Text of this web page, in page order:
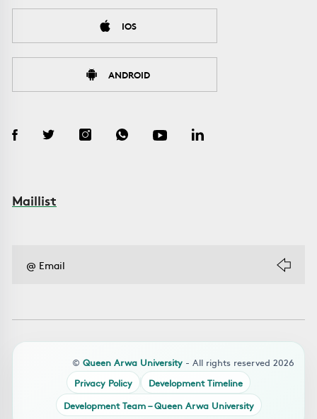
IOS
ANDROID
Maillist
© Queen Arwa University - All rights reserved 2026
Privacy Policy
Development Timeline
Development Team – Queen Arwa University